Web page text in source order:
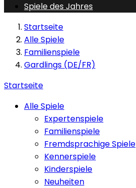
Spiele des Jahres
Startseite
Alle Spiele
Familienspiele
Gardlings (DE/FR)
Startseite
Alle Spiele
Expertenspiele
Familienspiele
Fremdsprachige Spiele
Kennerspiele
Kinderspiele
Neuheiten